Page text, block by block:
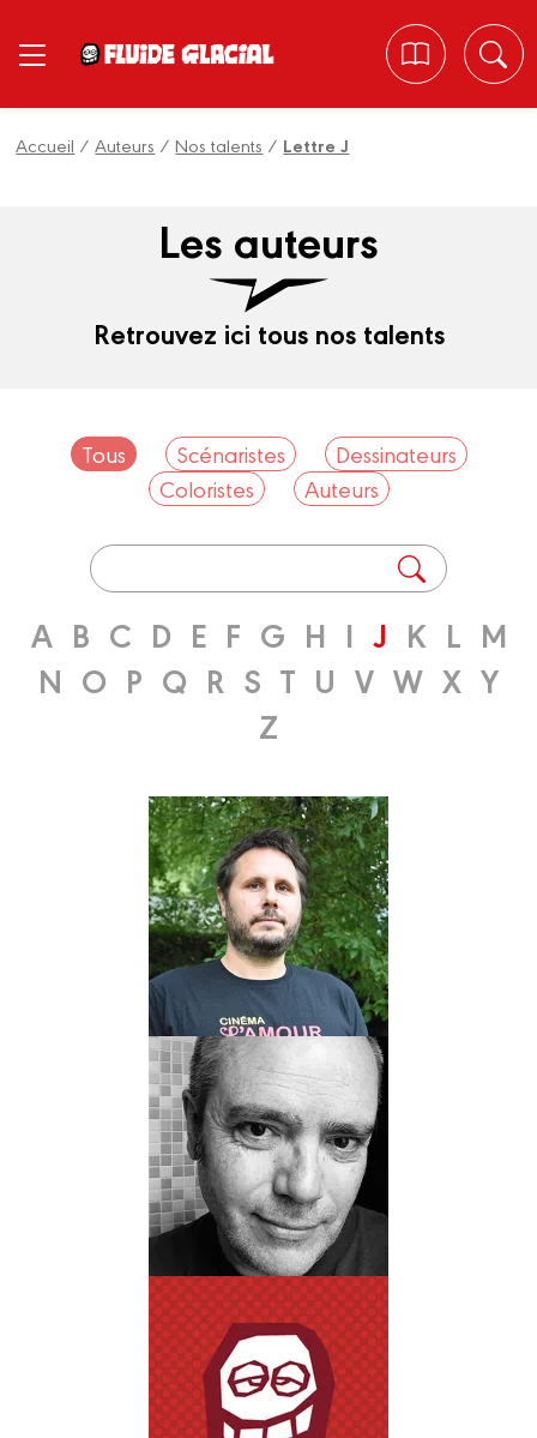
Accueil /Auteurs /Nos talents / Lettre J
Les auteurs
Retrouvez ici tous nos talents
Tous Scénaristes
Dessinateurs
Coloristes
Auteurs
A B C D E F G H I J K L M
N O P Q R S T U V W X Y
Z
Scénariste
JORGE
BERNSTEIN
Biographie
Albums
Auteur
Scénariste
JAMES
Biographie
Albums
Dessinateur
JOCELYN
JORET
Biographie